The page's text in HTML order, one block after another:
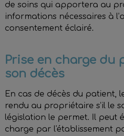
de soins qui apportera au
informations nécessaires à
consentement éclairé.
Prise en charge du
son décès
En cas de décès du patient,
rendu au propriétaire s’il le
législation le permet. Il peut
charge par l'établissement